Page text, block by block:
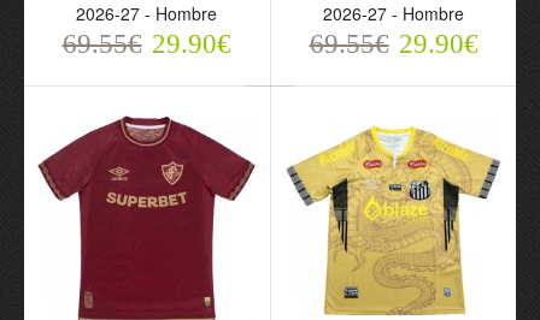
Camiseta de fútbol
Palmeiras Segunda
69.55€ 29.90€
Camiseta de fútbol
Internacional Primera
69.55€ 29.90€
2026-27 - Hombre
69.55€ 29.90€
2026-27 - Hombre
69.55€ 29.90€